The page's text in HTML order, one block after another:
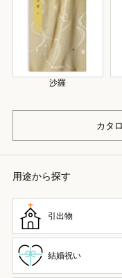
沙羅
カタ
用途から探す
引出物
結婚祝い